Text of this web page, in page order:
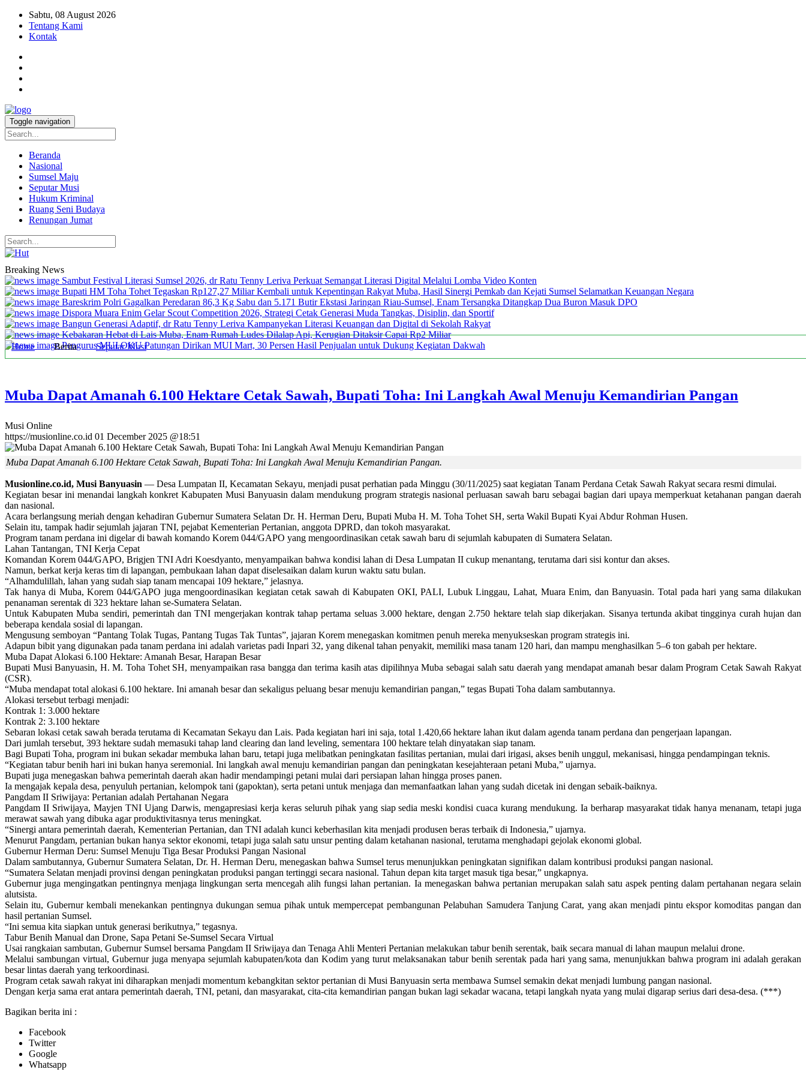
Sabtu, 08 August 2026
Tentang Kami
Kontak
Toggle navigation
Beranda
Nasional
Sumsel Maju
Seputar Musi
Hukum Kriminal
Ruang Seni Budaya
Renungan Jumat
Breaking News
Sambut Festival Literasi Sumsel 2026, dr Ratu Tenny Leriva Perkuat Semangat Literasi Digital Melalui Lomba Video Konten
Bupati HM Toha Tohet Tegaskan Rp127,27 Miliar Kembali untuk Kepentingan Rakyat Muba, Hasil Sinergi Pemkab dan Kejati Sumsel Selamatkan Keuangan Negara
Bareskrim Polri Gagalkan Peredaran 86,3 Kg Sabu dan 5.171 Butir Ekstasi Jaringan Riau-Sumsel, Enam Tersangka Ditangkap Dua Buron Masuk DPO
Dispora Muara Enim Gelar Scout Competition 2026, Strategi Cetak Generasi Muda Tangkas, Disiplin, dan Sportif
Bangun Generasi Adaptif, dr Ratu Tenny Leriva Kampanyekan Literasi Keuangan dan Digital di Sekolah Rakyat
Kebakaran Hebat di Lais Muba, Enam Rumah Ludes Dilalap Api, Kerugian Ditaksir Capai Rp2 Miliar
Pengurus MUI OKU Patungan Dirikan MUI Mart, 30 Persen Hasil Penjualan untuk Dukung Kegiatan Dakwah
Home Berita Seputar Musi
Muba Dapat Amanah 6.100 Hektare Cetak Sawah, Bupati Toha: Ini Langkah Awal Menuju Kemandirian Pangan
Musi Online
https://musionline.co.id 01 December 2025 @18:51
Muba Dapat Amanah 6.100 Hektare Cetak Sawah, Bupati Toha: Ini Langkah Awal Menuju Kemandirian Pangan.
Musionline.co.id, Musi Banyuasin — Desa Lumpatan II, Kecamatan Sekayu, menjadi pusat perhatian pada Minggu (30/11/2025) saat kegiatan Tanam Perdana Cetak Sawah Rakyat secara resmi dimulai.
Kegiatan besar ini menandai langkah konkret Kabupaten Musi Banyuasin dalam mendukung program strategis nasional perluasan sawah baru sebagai bagian dari upaya memperkuat ketahanan pangan daerah
dan nasional.
Acara berlangsung meriah dengan kehadiran Gubernur Sumatera Selatan Dr. H. Herman Deru, Bupati Muba H. M. Toha Tohet SH, serta Wakil Bupati Kyai Abdur Rohman Husen.
Selain itu, tampak hadir sejumlah jajaran TNI, pejabat Kementerian Pertanian, anggota DPRD, dan tokoh masyarakat.
Program tanam perdana ini digelar di bawah komando Korem 044/GAPO yang mengoordinasikan cetak sawah baru di sejumlah kabupaten di Sumatera Selatan.
Lahan Tantangan, TNI Kerja Cepat
Komandan Korem 044/GAPO, Brigjen TNI Adri Koesdyanto, menyampaikan bahwa kondisi lahan di Desa Lumpatan II cukup menantang, terutama dari sisi kontur dan akses.
Namun, berkat kerja keras tim di lapangan, pembukaan lahan dapat diselesaikan dalam kurun waktu satu bulan.
“Alhamdulillah, lahan yang sudah siap tanam mencapai 109 hektare,” jelasnya.
Tak hanya di Muba, Korem 044/GAPO juga mengoordinasikan kegiatan cetak sawah di Kabupaten OKI, PALI, Lubuk Linggau, Lahat, Muara Enim, dan Banyuasin. Total pada hari yang sama dilakukan
penanaman serentak di 323 hektare lahan se-Sumatera Selatan.
Untuk Kabupaten Muba sendiri, pemerintah dan TNI mengerjakan kontrak tahap pertama seluas 3.000 hektare, dengan 2.750 hektare telah siap dikerjakan. Sisanya tertunda akibat tingginya curah hujan dan
beberapa kendala sosial di lapangan.
Mengusung semboyan “Pantang Tolak Tugas, Pantang Tugas Tak Tuntas”, jajaran Korem menegaskan komitmen penuh mereka menyukseskan program strategis ini.
Adapun bibit yang digunakan pada tanam perdana ini adalah varietas padi Inpari 32, yang dikenal tahan penyakit, memiliki masa tanam 120 hari, dan mampu menghasilkan 5–6 ton gabah per hektare.
Muba Dapat Alokasi 6.100 Hektare: Amanah Besar, Harapan Besar
Bupati Musi Banyuasin, H. M. Toha Tohet SH, menyampaikan rasa bangga dan terima kasih atas dipilihnya Muba sebagai salah satu daerah yang mendapat amanah besar dalam Program Cetak Sawah Rakyat
(CSR).
“Muba mendapat total alokasi 6.100 hektare. Ini amanah besar dan sekaligus peluang besar menuju kemandirian pangan,” tegas Bupati Toha dalam sambutannya.
Alokasi tersebut terbagi menjadi:
Kontrak 1: 3.000 hektare
Kontrak 2: 3.100 hektare
Sebaran lokasi cetak sawah berada terutama di Kecamatan Sekayu dan Lais. Pada kegiatan hari ini saja, total 1.420,66 hektare lahan ikut dalam agenda tanam perdana dan pengerjaan lapangan.
Dari jumlah tersebut, 393 hektare sudah memasuki tahap land clearing dan land leveling, sementara 100 hektare telah dinyatakan siap tanam.
Bagi Bupati Toha, program ini bukan sekadar membuka lahan baru, tetapi juga melibatkan peningkatan fasilitas pertanian, mulai dari irigasi, akses benih unggul, mekanisasi, hingga pendampingan teknis.
“Kegiatan tabur benih hari ini bukan hanya seremonial. Ini langkah awal menuju kemandirian pangan dan peningkatan kesejahteraan petani Muba,” ujarnya.
Bupati juga menegaskan bahwa pemerintah daerah akan hadir mendampingi petani mulai dari persiapan lahan hingga proses panen.
Ia mengajak kepala desa, penyuluh pertanian, kelompok tani (gapoktan), serta petani untuk menjaga dan memanfaatkan lahan yang sudah dicetak ini dengan sebaik-baiknya.
Pangdam II Sriwijaya: Pertanian adalah Pertahanan Negara
Pangdam II Sriwijaya, Mayjen TNI Ujang Darwis, mengapresiasi kerja keras seluruh pihak yang siap sedia meski kondisi cuaca kurang mendukung. Ia berharap masyarakat tidak hanya menanam, tetapi juga
merawat sawah yang dibuka agar produktivitasnya terus meningkat.
“Sinergi antara pemerintah daerah, Kementerian Pertanian, dan TNI adalah kunci keberhasilan kita menjadi produsen beras terbaik di Indonesia,” ujarnya.
Menurut Pangdam, pertanian bukan hanya sektor ekonomi, tetapi juga salah satu unsur penting dalam ketahanan nasional, terutama menghadapi gejolak ekonomi global.
Gubernur Herman Deru: Sumsel Menuju Tiga Besar Produksi Pangan Nasional
Dalam sambutannya, Gubernur Sumatera Selatan, Dr. H. Herman Deru, menegaskan bahwa Sumsel terus menunjukkan peningkatan signifikan dalam kontribusi produksi pangan nasional.
“Sumatera Selatan menjadi provinsi dengan peningkatan produksi pangan tertinggi secara nasional. Tahun depan kita target masuk tiga besar,” ungkapnya.
Gubernur juga mengingatkan pentingnya menjaga lingkungan serta mencegah alih fungsi lahan pertanian. Ia menegaskan bahwa pertanian merupakan salah satu aspek penting dalam pertahanan negara selain
alutsista.
Selain itu, Gubernur kembali menekankan pentingnya dukungan semua pihak untuk mempercepat pembangunan Pelabuhan Samudera Tanjung Carat, yang akan menjadi pintu ekspor komoditas pangan dan
hasil pertanian Sumsel.
“Ini semua kita siapkan untuk generasi berikutnya,” tegasnya.
Tabur Benih Manual dan Drone, Sapa Petani Se-Sumsel Secara Virtual
Usai rangkaian sambutan, Gubernur Sumsel bersama Pangdam II Sriwijaya dan Tenaga Ahli Menteri Pertanian melakukan tabur benih serentak, baik secara manual di lahan maupun melalui drone.
Melalui sambungan virtual, Gubernur juga menyapa sejumlah kabupaten/kota dan Kodim yang turut melaksanakan tabur benih serentak pada hari yang sama, menunjukkan bahwa program ini adalah gerakan
besar lintas daerah yang terkoordinasi.
Program cetak sawah rakyat ini diharapkan menjadi momentum kebangkitan sektor pertanian di Musi Banyuasin serta membawa Sumsel semakin dekat menjadi lumbung pangan nasional.
Dengan kerja sama erat antara pemerintah daerah, TNI, petani, dan masyarakat, cita-cita kemandirian pangan bukan lagi sekadar wacana, tetapi langkah nyata yang mulai digarap serius dari desa-desa. (***)
Bagikan berita ini :
Facebook
Twitter
Google
Whatsapp